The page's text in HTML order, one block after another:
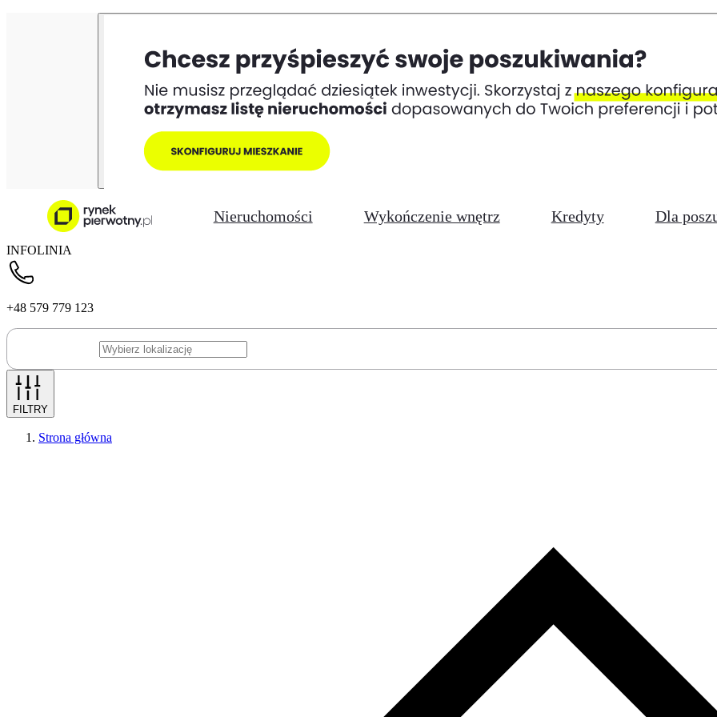
Nieruchomości Wykończenie wnętrz Kredyty Dla
INFOLINIA
+48 579 779 123
FILTRY
Strona główna